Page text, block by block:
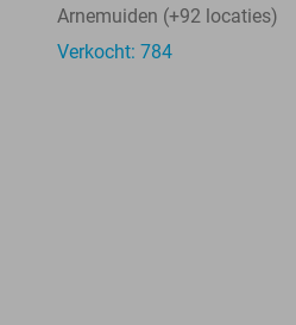
Arnemuiden (+92 locaties)
Verkocht: 784